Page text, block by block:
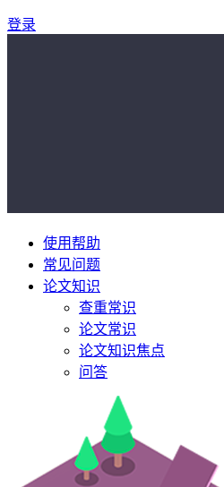
登录
使用帮助
常见问题
论文知识
查重常识
论文常识
论文知识焦点
问答